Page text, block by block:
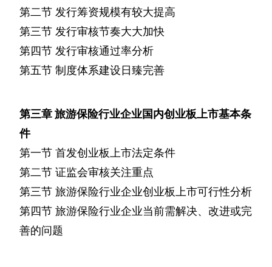
第二节 发行筹资规模有较大提高
第三节 发行审核节奏大大加快
第四节 发行审核通过率分析
第五节 制度体系建设日臻完善
第三章旅游保险行业企业国内创业板上市基本条
件
第一节 首发创业板上市法定条件
第二节 证监会审核关注重点
第三节 旅游保险行业企业创业板上市可行性分析
第四节 旅游保险行业企业当前需解决、改进或完
善的问题